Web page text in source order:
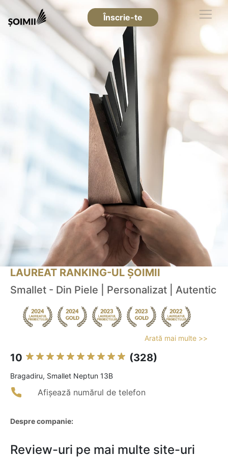
Înscrie-te
LAUREAT RANKING-UL ȘOIMII
Smallet - Din Piele | Personalizat | Autentic
Arată mai multe >>
10 (328)
Bragadiru, Smallet Neptun 13B
Afișează numărul de telefon
Despre companie:
Review-uri pe mai multe site-uri